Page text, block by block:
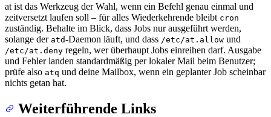
at ist das Werkzeug der Wahl, wenn ein Befehl genau einmal und
zeitversetzt laufen soll – für alles Wiederkehrende bleibt cron
zuständig. Behalte im Blick, dass Jobs nur ausgeführt werden,
solange der atd-Daemon läuft, und dass /etc/at.allow und
/etc/at.deny regeln, wer überhaupt Jobs einreihen darf. Ausgabe
und Fehler landen standardmäßig per lokaler Mail beim Benutzer;
prüfe also atq und deine Mailbox, wenn ein geplanter Job scheinbar
nichts getan hat.
Weiterführende Links